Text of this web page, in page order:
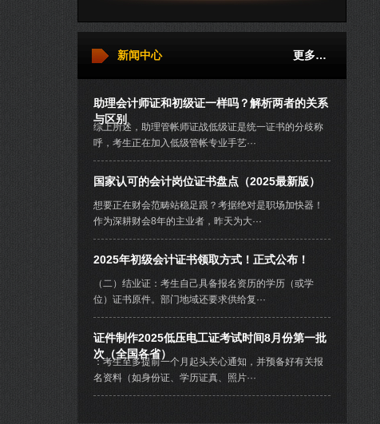
更多…
新闻中心
助理会计师证和初级证一样吗？解析两者的关系
与区别
综上所述，助理管帐师证战低级证是统一证书的分歧称
呼，考生正在加入低级管帐专业手艺···
国家认可的会计岗位证书盘点（2025最新版）
想要正在财会范畴站稳足跟？考据绝对是职场加快器！
作为深耕财会8年的主业者，昨天为大···
2025年初级会计证书领取方式！正式公布！
（二）结业证：考生自己具备报名资历的学历（或学
位）证书原件。部门地域还要求供给复···
证件制作2025低压电工证考试时间8月份第一批
次（全国各省）
：考生至多提前一个月起头关心通知，并预备好有关报
名资料（如身份证、学历证真、照片···